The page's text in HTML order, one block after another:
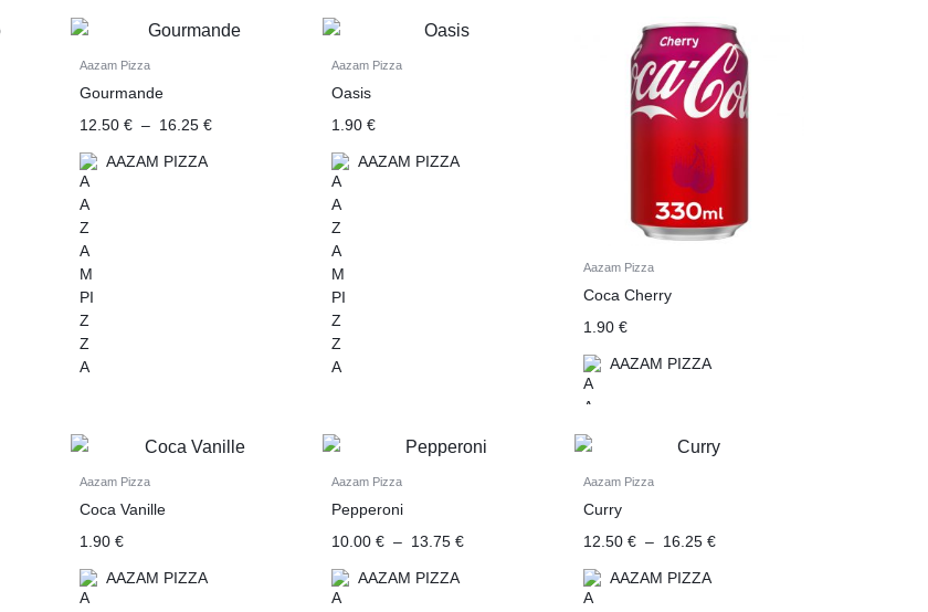
Aazam Pizza
Gourmande
12.50 € – 16.25 €
AAZAM PIZZA
Aazam Pizza
Oasis
1.90 €
AAZAM PIZZA
Aazam Pizza
Coca Cherry
1.90 €
AAZAM PIZZA
Aazam Pizza
Coca Vanille
1.90 €
AAZAM PIZZA
Aazam Pizza
Pepperoni
10.00 € – 13.75 €
AAZAM PIZZA
Aazam Pizza
Curry
12.50 € – 16.25 €
AAZAM PIZZA